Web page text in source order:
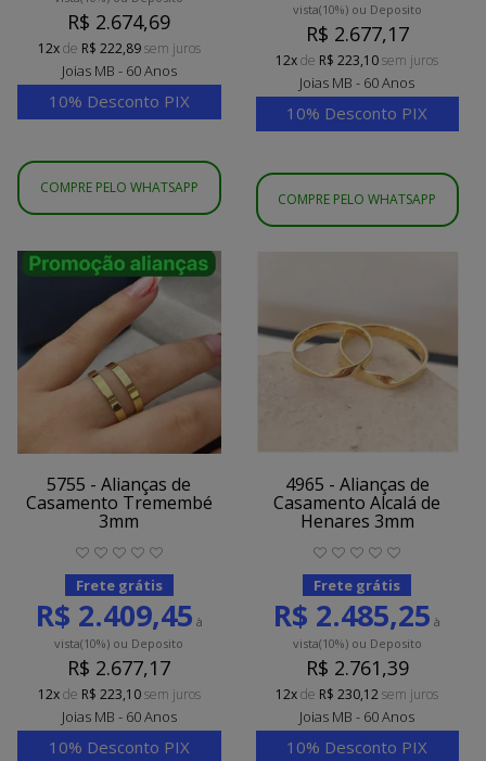
R$ 2.674,69
12xde R$ 222,89sem juros
Joias MB - 60 Anos
10% Desconto PIX
COMPRE PELO WHATSAPP
vista(10%)ou Deposito
R$ 2.677,17
12xde R$ 223,10sem juros
Joias MB - 60 Anos
10% Desconto PIX
COMPRE PELO WHATSAPP
5755 - Alianças de
Casamento Tremembé
3mm
Frete grátis
R$ 2.409,45 à
vista(10%) ou Deposito
R$ 2.677,17
12xde R$ 223,10sem juros
Joias MB - 60 Anos
10% Desconto PIX
4965 - Alianças de
Casamento Alcalá de
Henares 3mm
Frete grátis
R$ 2.485,25 à
vista(10%)ou Deposito
R$ 2.761,39
12xde R$ 230,12sem juros
Joias MB - 60 Anos
10% Desconto PIX